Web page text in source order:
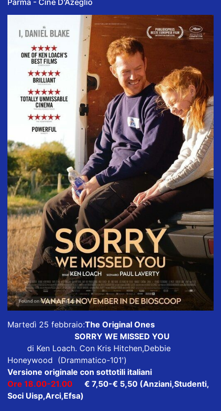
Parma - Cine D'Azeglio
Martedì 25 febbraio:The Original Ones
SORRY WE MISSED YOU
di Ken Loach. Con Kris Hitchen,Debbie
Honeywood (Drammatico-101')
Versione originale con sottotili italiani
Ore 18.00-21.00 € 7,50-€ 5,50 (Anziani,Studenti,
Soci Uisp,Arci,Efsa)